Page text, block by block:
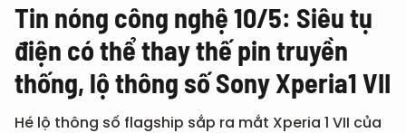
Tin nóng công nghệ 10/5: Siêu tụ
điện có thể thay thế pin truyền
thống, lộ thông số Sony Xperia1 VII
Hé lộ thông số flagship sắp ra mắt Xperia 1 VII của